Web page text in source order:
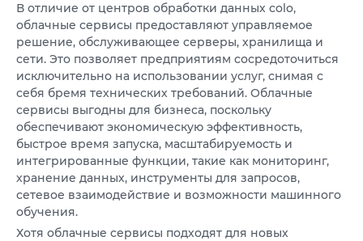
В отличие от центров обработки данных colo,
облачные сервисы предоставляют управляемое
решение, обслуживающее серверы, хранилища и
сети. Это позволяет предприятиям сосредоточиться
исключительно на использовании услуг, снимая с
себя бремя технических требований. Облачные
сервисы выгодны для бизнеса, поскольку
обеспечивают экономическую эффективность,
быстрое время запуска, масштабируемость и
интегрированные функции, такие как мониторинг,
хранение данных, инструменты для запросов,
сетевое взаимодействие и возможности машинного
обучения.
Хотя облачные сервисы подходят для новых